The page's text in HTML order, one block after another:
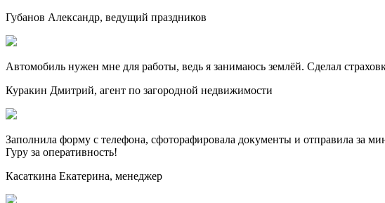
Губанов Александр, ведущий праздников
Автомобиль нужен мне для работы, ведь я занимаюсь землёй. Сделал
Куракин Дмитрий, агент по загородной недвижимости
Заполнила форму с телефона, сфоторафировала документы и отправила за
Гуру за оперативность!
Касаткина Екатерина, менеджер